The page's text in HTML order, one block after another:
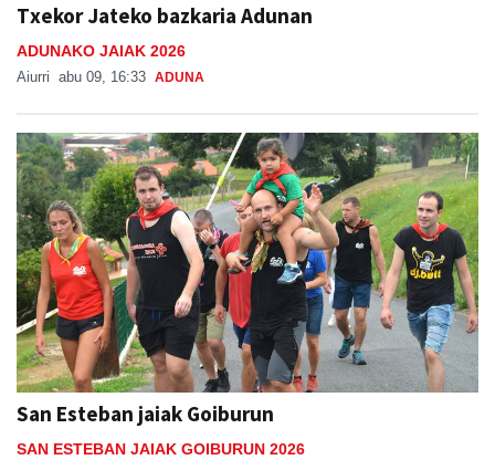
Txekor Jateko bazkaria Adunan
ADUNAKO JAIAK 2026
Aiurri abu 09, 16:33 ADUNA
San Esteban jaiak Goiburun
SAN ESTEBAN JAIAK GOIBURUN 2026